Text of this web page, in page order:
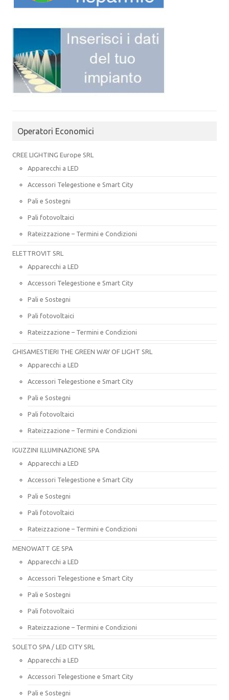
Operatori Economici
CREE LIGHTING Europe SRL
Apparecchi a LED
Accessori Telegestione e Smart City
Pali e Sostegni
Pali fotovoltaici
Rateizzazione – Termini e Condizioni
ELETTROVIT SRL
Apparecchi a LED
Accessori Telegestione e Smart City
Pali e Sostegni
Pali fotovoltaici
Rateizzazione – Termini e Condizioni
GHISAMESTIERI THE GREEN WAY OF LIGHT SRL
Apparecchi a LED
Accessori Telegestione e Smart City
Pali e Sostegni
Pali fotovoltaici
Rateizzazione – Termini e Condizioni
IGUZZINI ILLUMINAZIONE SPA
Apparecchi a LED
Accessori Telegestione e Smart City
Pali e Sostegni
Pali fotovoltaici
Rateizzazione – Termini e Condizioni
MENOWATT GE SPA
Apparecchi a LED
Accessori Telegestione e Smart City
Pali e Sostegni
Pali fotovoltaici
Rateizzazione – Termini e Condizioni
SOLETO SPA / LED CITY SRL
Apparecchi a LED
Accessori Telegestione e Smart City
Pali e Sostegni